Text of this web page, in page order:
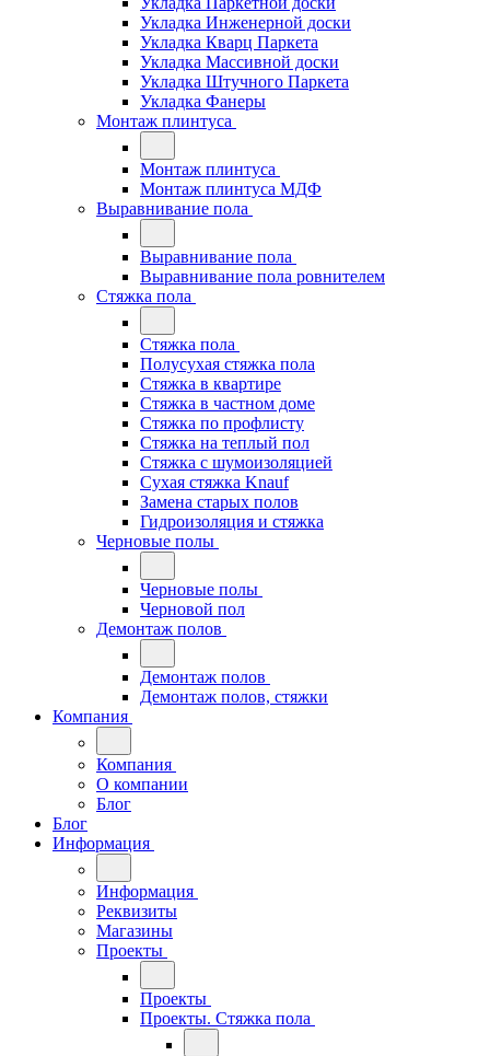
Укладка Инженерной доски
Укладка Кварц Паркета
Укладка Массивной доски
Укладка Штучного Паркета
Укладка Фанеры
Монтаж плинтуса
Монтаж плинтуса
Монтаж плинтуса МДФ
Выравнивание пола
Выравнивание пола
Выравнивание пола ровнителем
Стяжка пола
Стяжка пола
Полусухая стяжка пола
Стяжка в квартире
Стяжка в частном доме
Стяжка по профлисту
Стяжка на теплый пол
Стяжка с шумоизоляцией
Сухая стяжка Knauf
Замена старых полов
Гидроизоляция и стяжка
Черновые полы
Черновые полы
Черновой пол
Демонтаж полов
Демонтаж полов
Демонтаж полов, стяжки
Компания
Компания
О компании
Блог
Блог
Информация
Информация
Реквизиты
Магазины
Проекты
Проекты
Проекты. Стяжка пола